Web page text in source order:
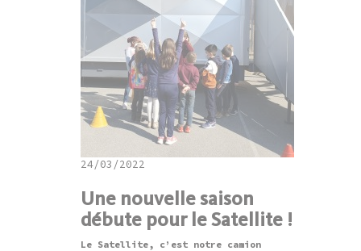
24/03/2022
Une nouvelle saison
débute pour le Satellite !
Le Satellite, c’est notre camion